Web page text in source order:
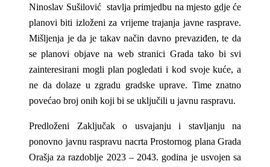
Ninoslav Sušilović stavlja primjedbu na mjesto gdje će
planovi biti izloženi za vrijeme trajanja javne rasprave.
Mišljenja je da je takav način davno prevaziđen, te da
se planovi objave na web stranici Grada tako bi svi
zainteresirani mogli plan pogledati i kod svoje kuće, a
ne da dolaze u zgradu gradske uprave. Time znatno
povećao broj onih koji bi se uključili u javnu raspravu.
Predloženi Zaključak o usvajanju i stavljanju na
ponovno javnu raspravu nacrta Prostornog plana Grada
Orašja za razdoblje 2023 – 2043. godina je usvojen sa